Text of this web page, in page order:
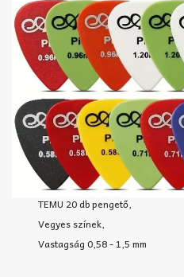
TEMU 20 db pengető,
Vegyes színek,
Vastagság 0,58 - 1,5 mm